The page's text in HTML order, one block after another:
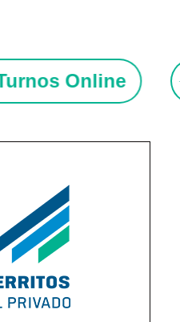
Turnos Online